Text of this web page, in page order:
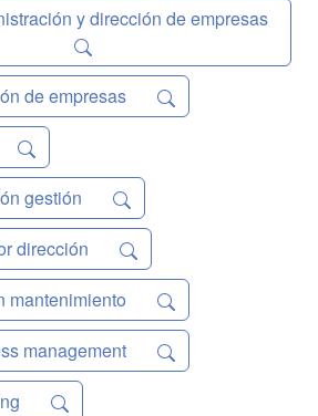
y dirección de empresas
de empresas
gestión
dirección
mantenimiento
management